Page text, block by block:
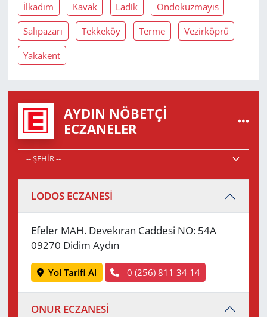
İlkadım Kavak Ladik Ondokuzmayıs
Salıpazarı Tekkeköy Terme Vezirköprü
Yakakent
AYDIN NÖBETÇI
ECZANELER
LODOS ECZANESİ
Efeler MAH. Devekıran Caddesi NO: 54A
09270 Didim Aydın
Yol Tarifi Al 0 (256) 811 34 14
ONUR ECZANESİ